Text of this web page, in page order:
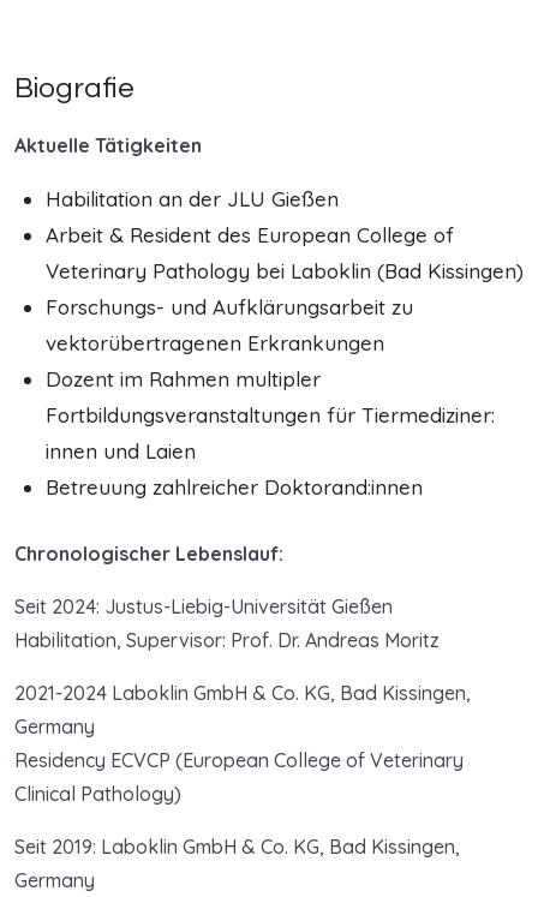
Biografie
Aktuelle Tätigkeiten
Habilitation an der JLU Gießen
Arbeit & Resident des European College of
Veterinary Pathology bei Laboklin (Bad Kissingen)
Forschungs- und Aufklärungsarbeit zu
vektorübertragenen Erkrankungen
Dozent im Rahmen multipler
Fortbildungsveranstaltungen für Tiermediziner:
innen und Laien
Betreuung zahlreicher Doktorand:innen
Chronologischer Lebenslauf:
Seit 2024: Justus-Liebig-Universität Gießen
Habilitation, Supervisor: Prof. Dr. Andreas Moritz
2021-2024 Laboklin GmbH & Co. KG, Bad Kissingen,
Germany
Residency ECVCP (European College of Veterinary
Clinical Pathology)
Seit 2019: Laboklin GmbH & Co. KG, Bad Kissingen,
Germany